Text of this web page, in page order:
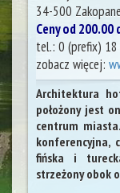
34-500 Zakopane
Ceny od 200.00
tel.: 0 (prefix)
zobacz więcej:
Architektura
położony jest
centrum
konferencyjna,
fińska i
strzeżony obok